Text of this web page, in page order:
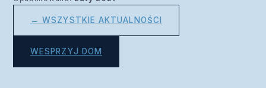
← WSZYSTKIE AKTUALNOŚCI
WESPRZYJ DOM